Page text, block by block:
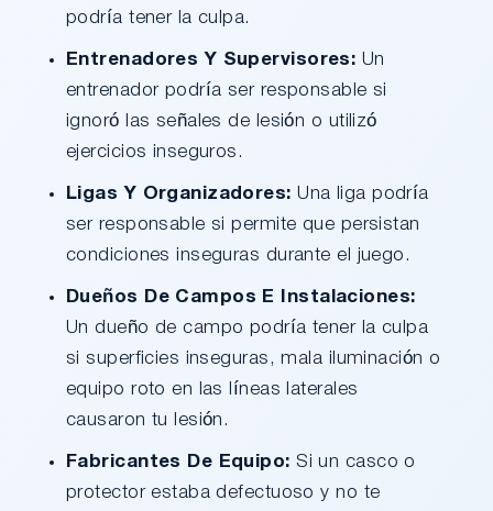
podría tener la culpa.
Entrenadores Y Supervisores: Un
entrenador podría ser responsable si
ignoró las señales de lesión o utilizó
ejercicios inseguros.
Ligas Y Organizadores: Una liga podría
ser responsable si permite que persistan
condiciones inseguras durante el juego.
Dueños De Campos E Instalaciones:
Un dueño de campo podría tener la culpa
si superficies inseguras, mala iluminación o
equipo roto en las líneas laterales
causaron tu lesión.
Fabricantes De Equipo: Si un casco o
protector estaba defectuoso y no te